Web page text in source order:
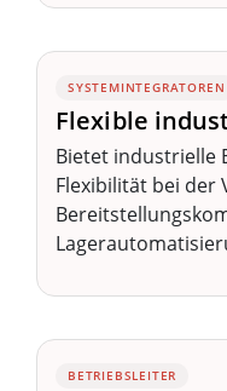
SYSTEMINTEGRATOREN
Flexible
Bietet industrielle
Flexibilität bei der
BETRIEBSLEITER